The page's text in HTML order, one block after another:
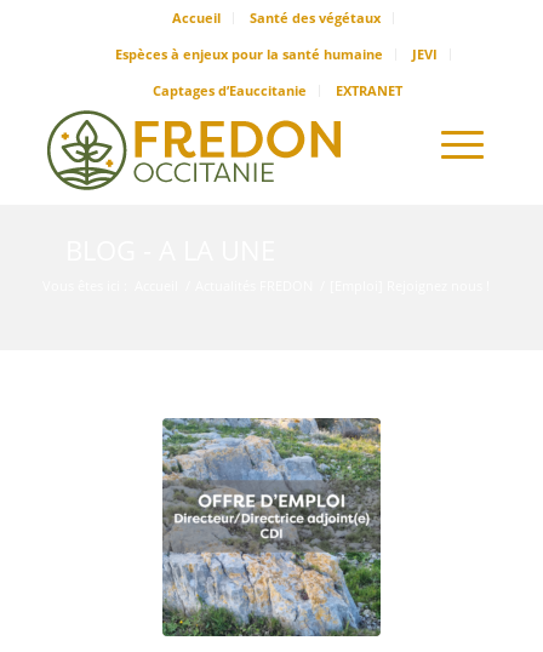
Accueil
Santé des végétaux
Espèces à enjeux pour la santé humaine
JEVI
Captages d’Eauccitanie
EXTRANET